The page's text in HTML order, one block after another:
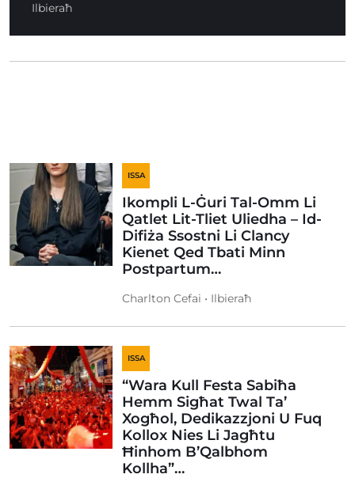
Ilbieraħ
ISSA
Ikompli L-Ġuri Tal-Omm Li
Qatlet Lit-Tliet Uliedha – Id-
Difiża Ssostni Li Clancy
Kienet Qed Tbati Minn
Postpartum…
Charlton Cefai • Ilbieraħ
ISSA
“Wara Kull Festa Sabiħa
Hemm Sigħat Twal Ta’
Xogħol, Dedikazzjoni U Fuq
Kollox Nies Li Jagħtu
Ħinhom B’Qalbhom
Kollha”…